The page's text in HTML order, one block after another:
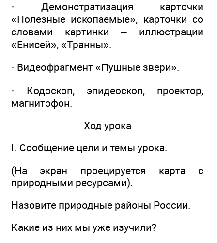
· Демонстратизация карточки
«Полезные ископаемые», карточки со
словами картинки – иллюстрации
«Енисей», «Транны».
· Видеофрагмент «Пушные звери».
· Кодоскоп, эпидеоскоп, проектор,
магнитофон.
Ход урока
I. Сообщение цели и темы урока.
(На экран проецируется карта с
природными ресурсами).
Назовите природные районы России.
Какие из них мы уже изучили?